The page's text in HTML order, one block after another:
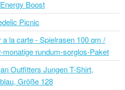
Boost
Picnic
a la carte - Spielrasen 100 qm /
monatige rund­um-sorg­los-Pa­ket
Outfitters Jungen T-Shirt,
Größe 128